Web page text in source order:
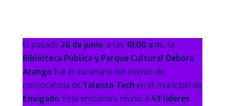
El pasado 26 de junio, a las 10:00 a.m., la
Biblioteca Pública y Parque Cultural Débora
Arango fue el escenario del evento de
convocatoria de Talento Tech en el municipio de
Envigado. Este encuentro reunió a 43 líderes